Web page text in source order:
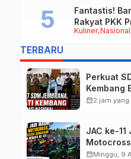
Kuliner Nasional
Fantastis!
Rakyat PKK
Raup Omzet
TERBARU
Perkuat
Kembang
Batch 3
calendar_month2 jam yang
JAC ke-
Ramaikan
calendar_monthMinggu, 9